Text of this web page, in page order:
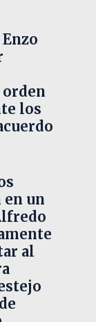
orden
los
en un
al